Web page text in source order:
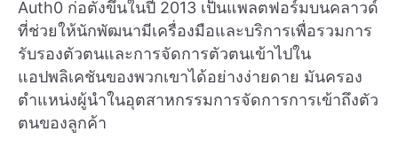
Auth0 ก่อตั้งขึ้นในปี 2013 เป็นแพลตฟอร์มบนคลาวด์
ที่ช่วยให้นักพัฒนามีเครื่องมือและบริการเพื่อรวมการ
รับรองตัวตนและการจัดการตัวตนเข้าไปใน
แอปพลิเคชันของพวกเขาได้อย่างง่ายดาย มันครอง
ตำแหน่งผู้นำในอุตสาหกรรมการจัดการการเข้าถึงตัว
ตนของลูกค้า